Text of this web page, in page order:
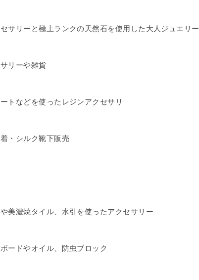
サリーと極上ランクの天然石を使用した大人ジュエリー
リーや雑貨
トなどを使ったレジンアクセサリ
・シルク靴下販売
美濃焼タイル、水引を使ったアクセサリー
ードやオイル、防虫ブロック